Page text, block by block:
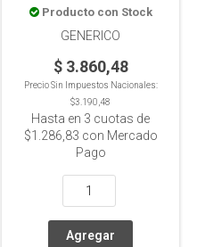
Producto con Stock
GENERICO
$ 3.860,48
Precio Sin Impuestos Nacionales:
$3.190,48
Hasta en 3 cuotas de
$1.286,83 con Mercado
Pago